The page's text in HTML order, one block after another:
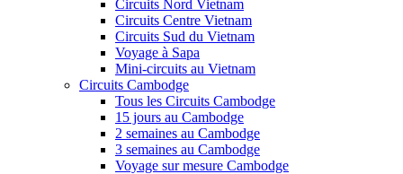
Circuits Nord Vietnam
Circuits Centre Vietnam
Circuits Sud du Vietnam
Voyage à Sapa
Mini-circuits au Vietnam
Circuits Cambodge
Tous les Circuits Cambodge
15 jours au Cambodge
2 semaines au Cambodge
3 semaines au Cambodge
Voyage sur mesure Cambodge